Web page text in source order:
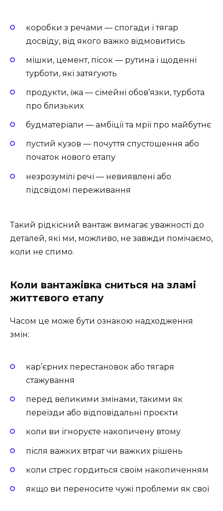
коробки з речами — спогади і тягар
досвіду, від якого важко відмовитись
мішки, цемент, пісок — рутина і щоденні
турботи, які затягують
продукти, їжа — сімейні обов’язки, турбота
про близьких
будматеріали — амбіції та мрії про майбутнє
пустий кузов — почуття спустошення або
початок нового етапу
незрозумілі речі — невиявлені або
підсвідомі переживання
Такий рідкісний вантаж вимагає уважності до
деталей, які ми, можливо, не завжди помічаємо,
коли не спимо.
Коли вантажівка сниться на зламі
життєвого етапу
Часом це може бути ознакою надходження
змін:
кар’єрних перестановок або тягаря
стажування
перед великими змінами, такими як
переїзди або відповідальні проєкти
коли ви ігноруєте накопичену втому
після важких втрат чи важких рішень
коли стрес гордиться своїм накопиченням
якщо ви переносите чужі проблеми як свої